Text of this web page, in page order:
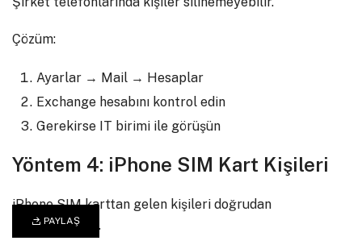
PAYLAŞ
Çözüm:
Ayarlar → Mail → Hesaplar
Exchange hesabını kontrol edin
Gerekirse IT birimi ile görüşün
Yöntem 4: iPhone SIM Kart Kişileri
iPhone SIM karttan gelen kişileri doğrudan
düzenleyemez.